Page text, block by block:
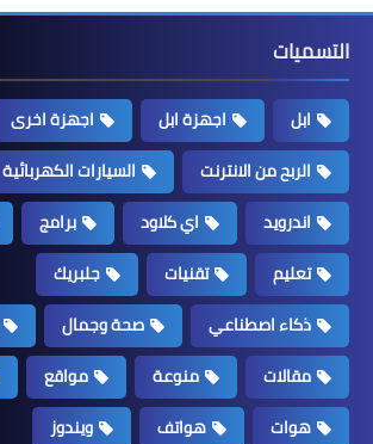
التسميات
ابل اجهزة ابل اجهزة اخرى
الربح من الانترنت
السيارات الكهربائية
اندرويد
اي كلاود برامج
تعليم
تقنيات
جلبريك
ذكاء اصطناعي
صحة وجمال
مقالات
منوعة مواقع
هوات
هواتف
ويندوز